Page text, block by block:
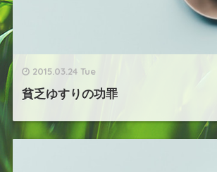
2015.03.24 Tue
貧乏ゆすりの功罪